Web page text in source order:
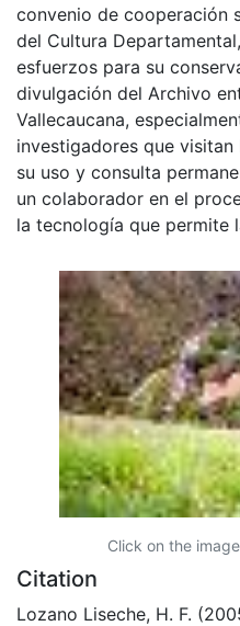
convenio de cooperación
del Cultura
esfuerzos para su
divulgación del Archivo
Vallecaucana,
investigadores que
su uso y consulta
un colaborador en el
la tecnología que permite
Click on the
Citation
Lozano Liseche, H. F.